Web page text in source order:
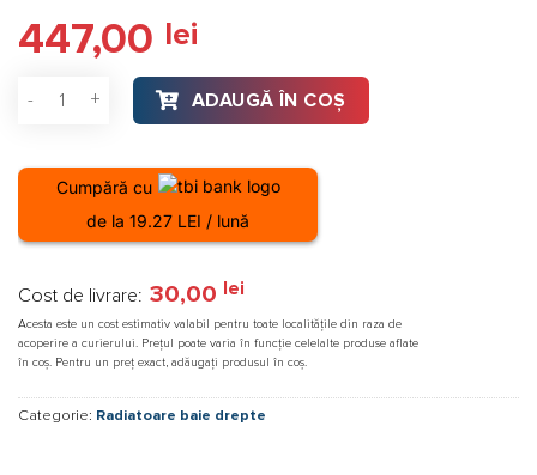
447,00 lei
Cantitate Radiator cromat PURMO Banga CH 862/500 249W
ADAUGĂ ÎN COȘ
Cumpără cu
de la 19.27 LEI / lună
Cost de livrare: 30,00 lei
Acesta este un cost estimativ valabil pentru toate localitățile din raza de
acoperire a curierului. Prețul poate varia în funcție celelalte produse aflate
în coș. Pentru un preț exact, adăugați produsul în coș.
Categorie: Radiatoare baie drepte